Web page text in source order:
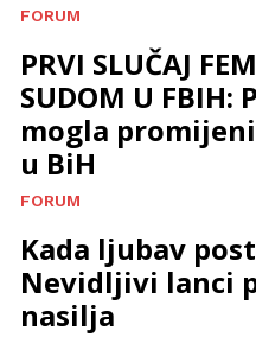
FORUM
PRVI SLUČAJ
SUDOM U
mogla
u BiH
FORUM
Kada ljubav
Nevidljivi lanci
nasilja